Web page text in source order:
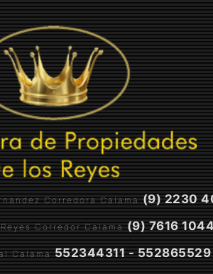
Corredora Calama (9) 2230
Corredor Calama (9) 7616
Calama 552344311 - 552865529